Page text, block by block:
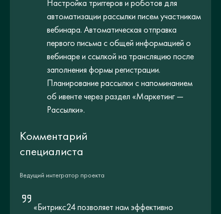
Комментарий
специалиста
Ведущий интегратор проекта
«Битрикс24 позволяет нам эффективно
Настройка триггеров и роботов для
автоматизации рассылки писем участникам
вебинара. Автоматическая отправка
первого письма с общей информацией о
вебинаре и ссылкой на трансляцию после
заполнения формы регистрации.
Планирование рассылки с напоминанием
об ивенте через раздел «Маркетинг —
Рассылки».